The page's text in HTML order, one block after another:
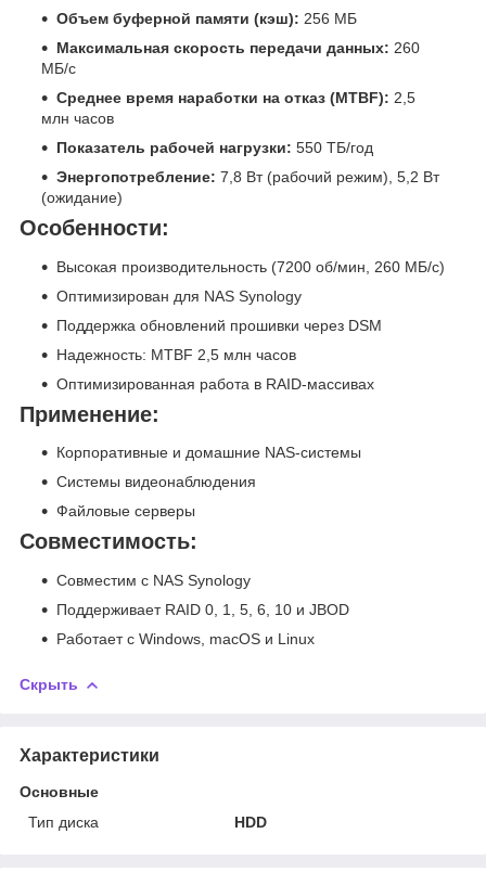
Объем буферной памяти (кэш): 256 МБ
Максимальная скорость передачи данных: 260
МБ/с
Среднее время наработки на отказ (MTBF): 2,5
млн часов
Показатель рабочей нагрузки: 550 ТБ/год
Энергопотребление: 7,8 Вт (рабочий режим), 5,2 Вт
(ожидание)
Особенности:
Высокая производительность (7200 об/мин, 260 МБ/с)
Оптимизирован для NAS Synology
Поддержка обновлений прошивки через DSM
Надежность: MTBF 2,5 млн часов
Оптимизированная работа в RAID-массивах
Применение:
Корпоративные и домашние NAS-системы
Системы видеонаблюдения
Файловые серверы
Совместимость:
Совместим с NAS Synology
Поддерживает RAID 0, 1, 5, 6, 10 и JBOD
Работает с Windows, macOS и Linux
Скрыть
Характеристики
Основные
Тип диска
HDD